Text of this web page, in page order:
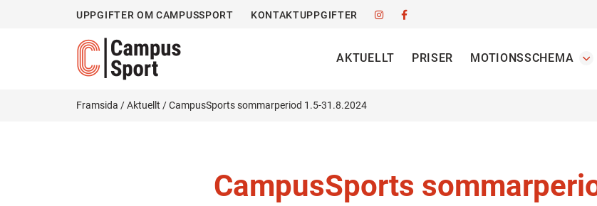
UPPGIFTER OM CAMPUSSPORT KONTAKTUPPGIFTER
AKTUELLT PRISER MOTIONSSCHEMA
Framsida /Aktuellt /CampusSports sommarperiod 1.5-31.8.2024
CampusSports